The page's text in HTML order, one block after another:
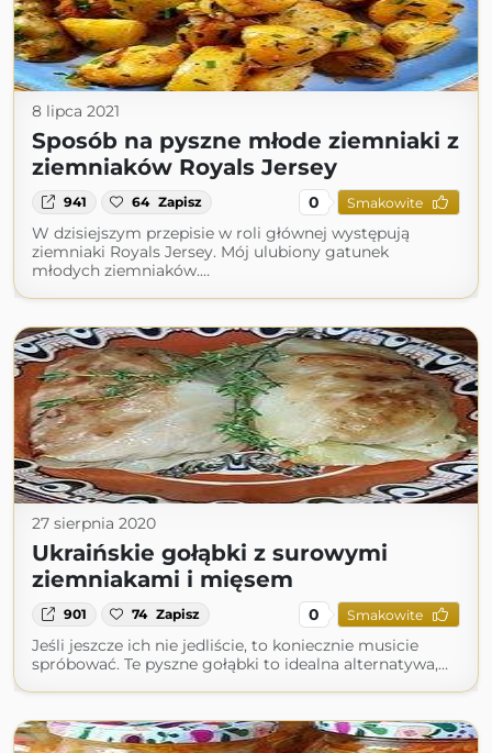
8 lipca 2021
Sposób na pyszne młode ziemniaki z
ziemniaków Royals Jersey
941 64 Zapisz 0 Smakowite
W dzisiejszym przepisie w roli głównej występują
ziemniaki Royals Jersey. Mój ulubiony gatunek
młodych ziemniaków.…
27 sierpnia 2020
Ukraińskie gołąbki z surowymi
ziemniakami i mięsem
901 74 Zapisz 0 Smakowite
Jeśli jeszcze ich nie jedliście, to koniecznie musicie
spróbować. Te pyszne gołąbki to idealna alternatywa,…